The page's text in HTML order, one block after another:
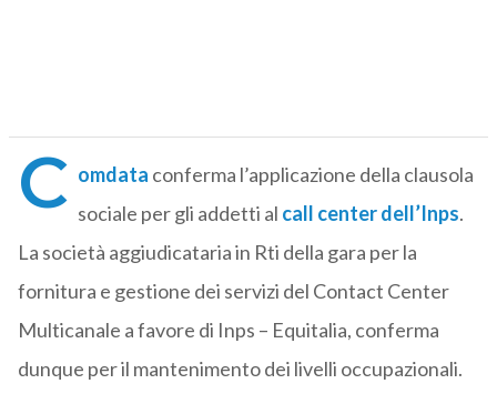
C omdata conferma l’applicazione della clausola
sociale per gli addetti al call center dell’Inps.
La società aggiudicataria in Rti della gara per la
fornitura e gestione dei servizi del Contact Center
Multicanale a favore di Inps – Equitalia, conferma
dunque per il mantenimento dei livelli occupazionali.